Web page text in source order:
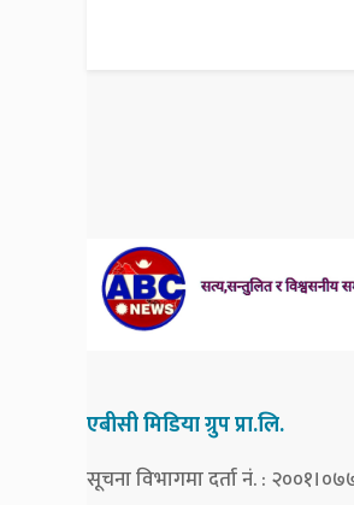
एबीसी मिडिया ग्रुप प्रा.लि.
सूचना विभागमा दर्ता नं. :